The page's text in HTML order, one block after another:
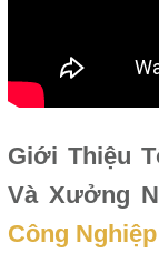
Giới Thiệu
Và Xưởng
Công